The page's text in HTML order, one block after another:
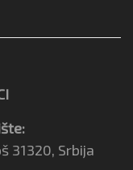
31320, Srbija